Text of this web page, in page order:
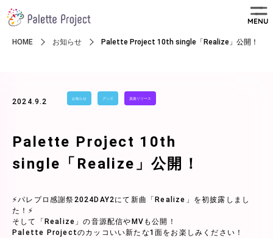
MENU
HOME お知らせ Palette Project 10th single「Realize」公開！
2024.9.2 お知らせ グッズ 楽曲リリース
Palette Project 10th
single「Realize」公開！
⚡パレプロ感謝祭2024DAY2にて新曲「Realize」を初披露しまし
た！⚡
そして「Realize」の音源配信やMVも公開！
Palette Projectのカッコいい新たな1面をお楽しみください！